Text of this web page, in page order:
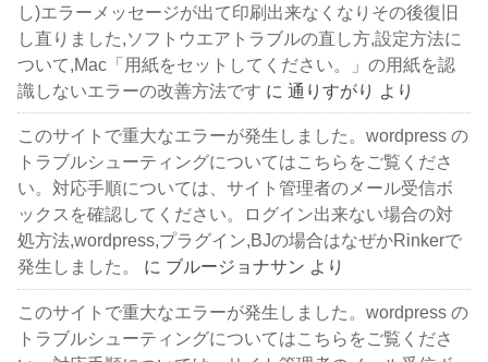
し)エラーメッセージが出て印刷出来なくなりその後復旧
し直りました,ソフトウエアトラブルの直し方,設定方法に
ついて,Mac「用紙をセットしてください。」の用紙を認
識しないエラーの改善方法です に通りすがり より
このサイトで重大なエラーが発生しました。wordpress の
トラブルシューティングについてはこちらをご覧くださ
い。対応手順については、サイト管理者のメール受信ボ
ックスを確認してください。ログイン出来ない場合の対
処方法,wordpress,プラグイン,BJの場合はなぜかRinkerで
発生しました。
に ブルージョナサン より
このサイトで重大なエラーが発生しました。wordpress の
トラブルシューティングについてはこちらをご覧くださ